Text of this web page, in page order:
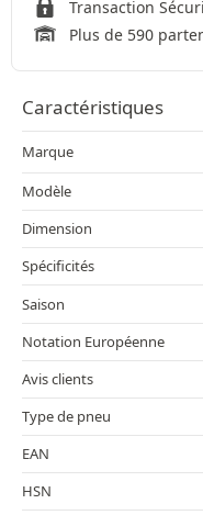
Transaction
Plus de 590
Caractéristiques
Marque
Modèle
Dimension
Spécificités
Saison
Notation Européenne
Avis clients
Type de pneu
EAN
HSN